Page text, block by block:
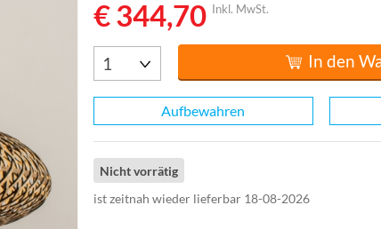
€ 344,70 Inkl. MwSt.
In den
Aufbewahren
Nicht vorrätig
ist zeitnah wieder lieferbar 18-08-2026